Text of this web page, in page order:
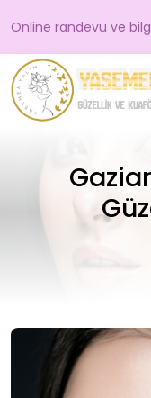
Online randevu ve